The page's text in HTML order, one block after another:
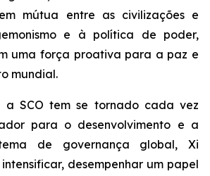
mútua entre as civilizações e
e à política de poder,
uma força proativa para a paz e
mundial.
a SCO tem se tornado cada vez
para o desenvolvimento e a
de governança global, Xi
desempenhar um papel